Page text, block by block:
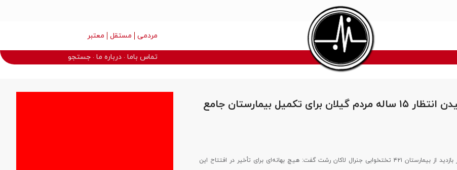
مردمی مستقل معتبر
تماس باما درباره ما جستجو
به پایان رسیدن انتظار ۱۵ ساله مردم گیلان برای تکمیل بیمارستان جامع
هادی حق شناس در بازدید از بیمارستان ۴۲۱ تختخوابی جنرال لاکان رشت گفت: هیچ بهانه‌ای برای تأخیر در افتتاح این